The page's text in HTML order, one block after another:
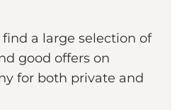
a large selection of
good offers on
for both private and